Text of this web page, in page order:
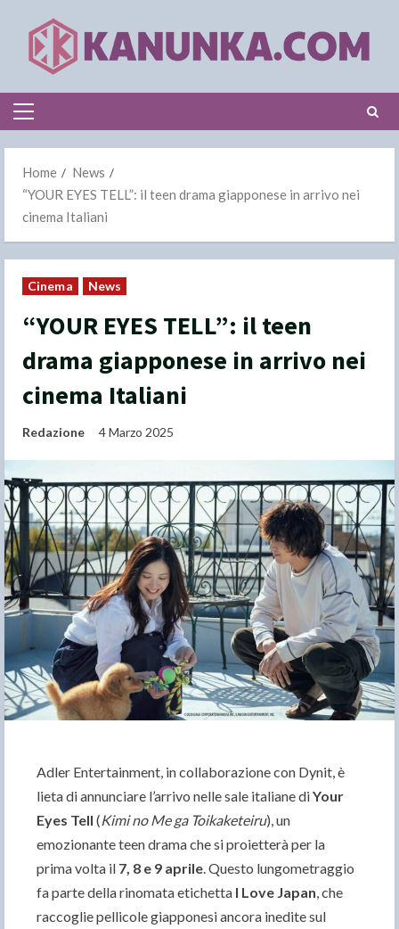
content
Primary
Home
News
“YOUR EYES TELL”: il teen drama giapponese in arrivo nei
cinema Italiani
Cinema News
“YOUR EYES TELL”: il teen
drama giapponese in arrivo nei
cinema Italiani
Redazione 4 Marzo 2025
Adler Entertainment, in collaborazione con Dynit, è
lieta di annunciare l’arrivo nelle sale italiane diYour
Eyes Tell (Kimi no Me ga Toikaketeiru), un
emozionante teen drama che si proietterà per la
prima volta il 7, 8 e 9 aprile. Questo lungometraggio
fa parte della rinomata etichetta I Love Japan, che
raccoglie pellicole giapponesi ancora inedite sul